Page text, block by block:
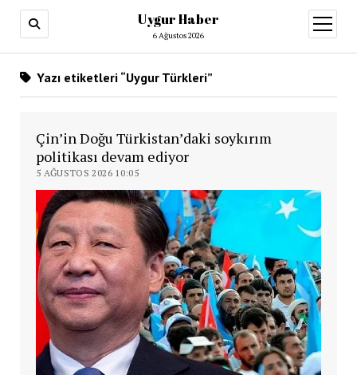
Uygur Haber
6 Ağustos 2026
aç
Yazı etiketleri “Uygur Türkleri”
Çin’in Doğu Türkistan’daki soykırım
politikası devam ediyor
5 AĞUSTOS 2026 10:05